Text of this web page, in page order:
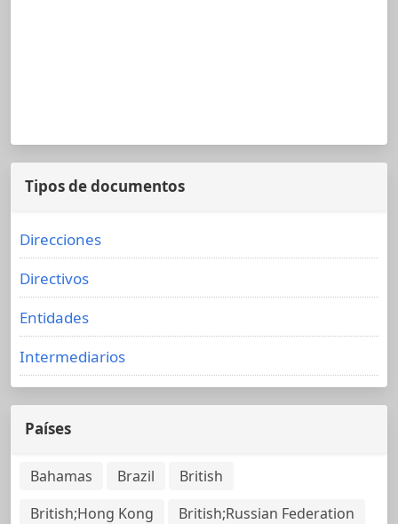
Tipos de documentos
Direcciones
Directivos
Entidades
Intermediarios
Países
Bahamas Brazil
British
British;Hong Kong
British;Russian Federation